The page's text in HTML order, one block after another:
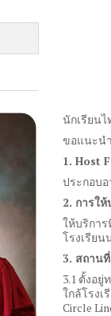
นักเรียน
ขอแนะน
1. Host
ประกอบ
2. การให้
ให้บริกา
โรงเรีย
3. สถาน
3.1 ตั้งอยู่
ใกล้โรงเ
Circle